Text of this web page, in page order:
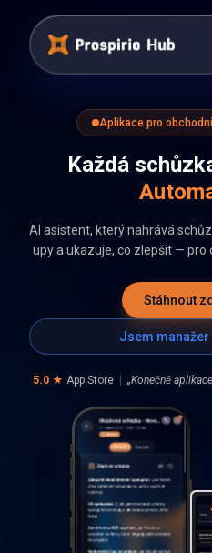
Aplikace pro
Každá
AI asistent, který nahrává
upy a ukazuje, co zlepšit — pro
Stáhnout
Jsem
5.0 ★ App Store „Konečně